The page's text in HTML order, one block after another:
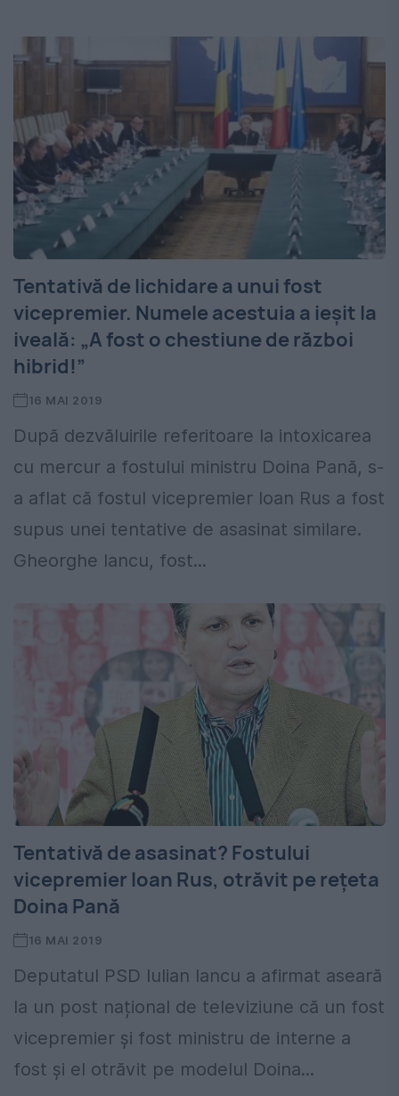
Tentativă de lichidare a unui fost
vicepremier. Numele acestuia a ieșit la
iveală: „A fost o chestiune de război
hibrid!”
16 MAI 2019
După dezvăluirile referitoare la intoxicarea
cu mercur a fostului ministru Doina Pană, s-
a aflat că fostul vicepremier Ioan Rus a fost
supus unei tentative de asasinat similare.
Gheorghe Iancu, fost...
Tentativă de asasinat? Fostului
vicepremier Ioan Rus, otrăvit pe rețeta
Doina Pană
16 MAI 2019
Deputatul PSD Iulian Iancu a afirmat aseară
la un post național de televiziune că un fost
vicepremier și fost ministru de interne a
fost și el otrăvit pe modelul Doina...